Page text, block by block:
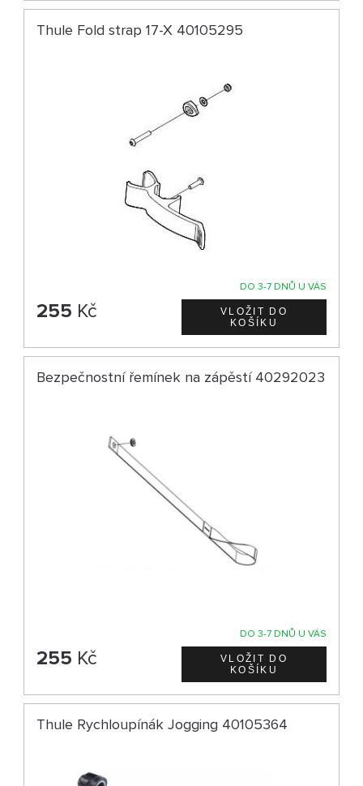
Thule Fold strap 17-X 40105295
DO 3-7 DNŮ U VÁS
255 Kč
Bezpečnostní řemínek na zápěstí 40292023
DO 3-7 DNŮ U VÁS
255 Kč
Thule Rychloupínák Jogging 40105364